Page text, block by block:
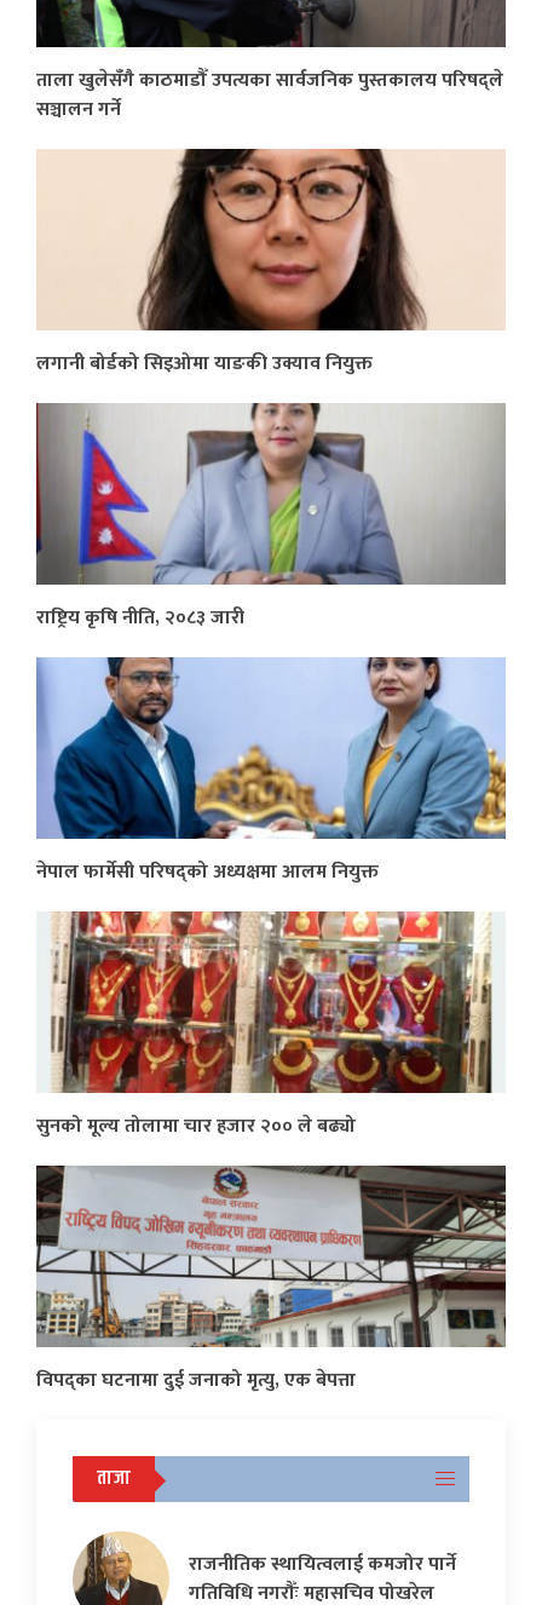
ताला खुलेसँगै काठमाडौँ उपत्यका सार्वजनिक पुस्तकालय परिषद्ले
सञ्चालन गर्ने
लगानी बोर्डको सिइओमा याङकी उक्याव नियुक्त
राष्ट्रिय कृषि नीति, २०८३ जारी
नेपाल फार्मेसी परिषद्को अध्यक्षमा आलम नियुक्त
सुनको मूल्य तोलामा चार हजार २०० ले बढ्यो
विपद्का घटनामा दुई जनाको मृत्यु, एक बेपत्ता
ताजा
राजनीतिक स्थायित्वलाई कमजोर पार्ने
गतिविधि नगरौँः महासचिव पोखरेल